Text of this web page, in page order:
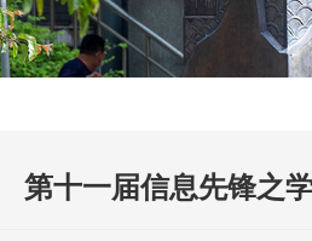
第十一届信息先锋之